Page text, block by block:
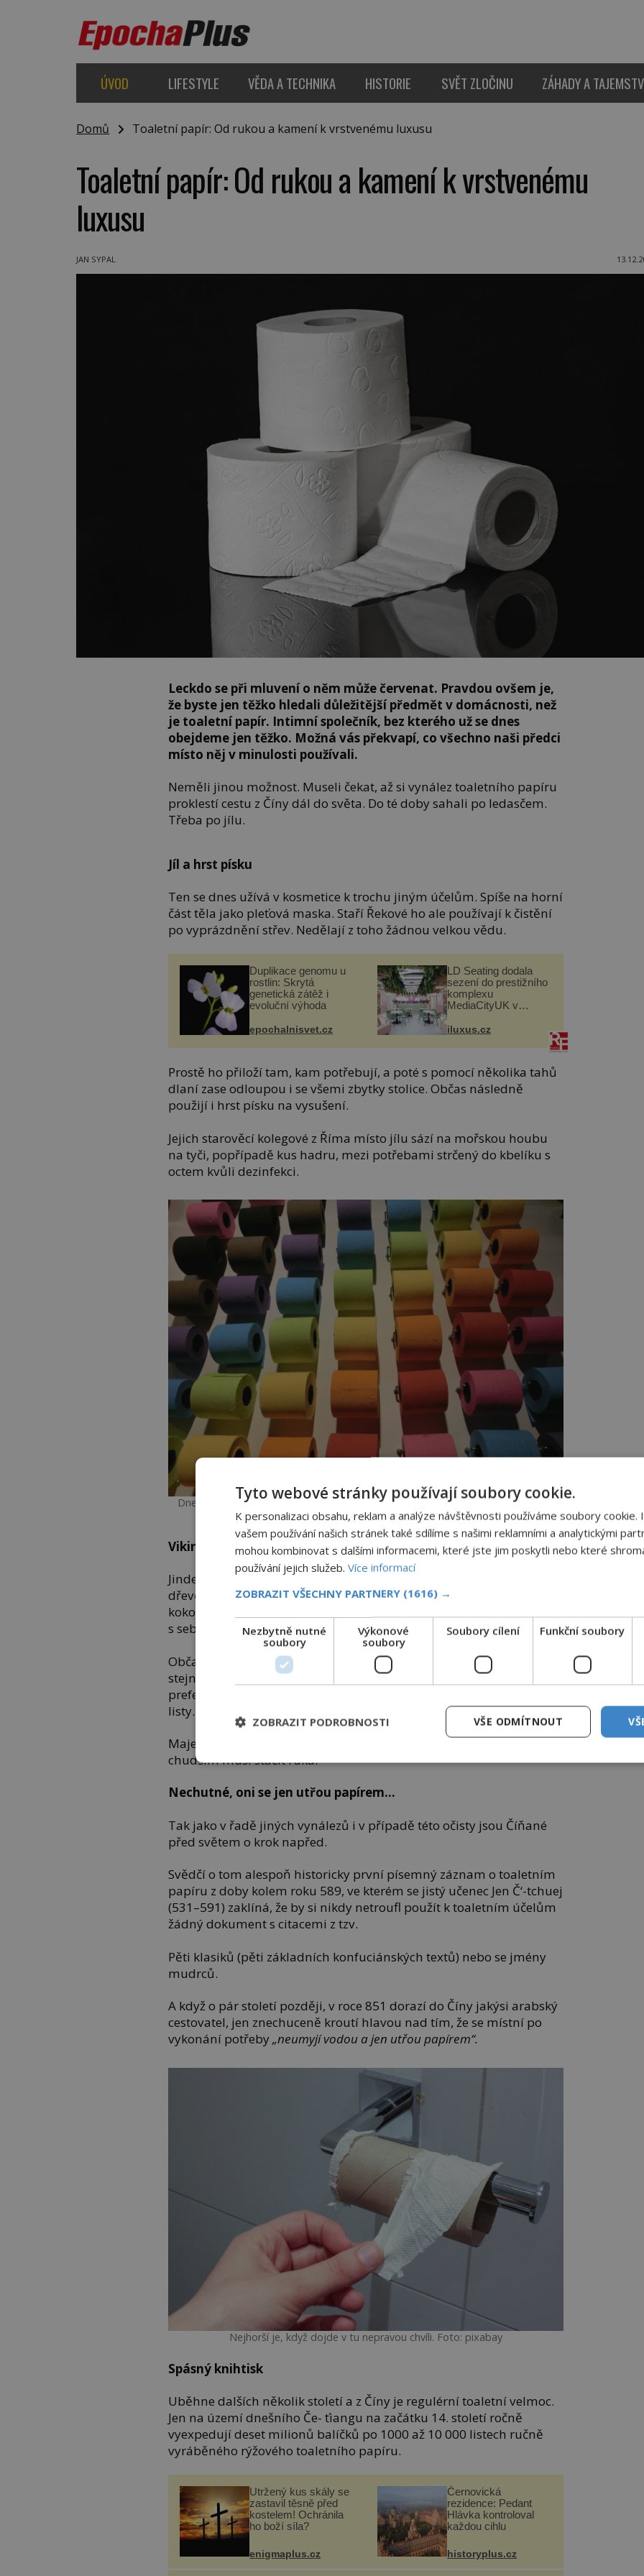
ÚVOD LIFESTYLE VĚDA A TECHNIKA HISTORIE SVĚT ZLOČINU ZÁHADY A
Domů Toaletní papír: Od rukou a kamení k vrstvenému luxusu
Toaletní papír: Od rukou a kamení k vrstvenému
luxusu
JAN SYPAL
Leckdo se při mluvení o něm může červenat. Pravdou ovšem je,
že byste jen těžko hledali důležitější předmět v domácnosti, než
je toaletní papír. Intimní společník, bez kterého už se dnes
obejdeme jen těžko. Možná vás překvapí, co všechno naši předci
místo něj v minulosti používali.
Neměli jinou možnost. Museli čekat, až si vynález toaletního papíru
proklestí cestu z Číny dál do světa. Do té doby sahali po ledasčem.
Třeba po jílu.
Jíl a hrst písku
Ten se dnes užívá v kosmetice k trochu jiným účelům. Spíše na horní
část těla jako pleťová maska. Staří Řekové ho ale používají k čistění
po vyprázdnění střev. Nedělají z toho žádnou velkou vědu.
Duplikace genomu u
rostlin: Skrytá
genetická zátěž i
evoluční výhoda
epochalnisvet.cz
LD Seating dodala
sezení do prestižního
komplexu
MediaCityUK v
iluxus.cz
Prostě ho přiloží tam, kam potřebují, a poté s pomocí několika tahů
dlaní zase odloupou i se všemi zbytky stolice. Občas následně
použijí i hrst písku na vysušení.
Jejich starověcí kolegové z Říma místo jílu sází na mořskou houbu
na tyči, popřípadě kus hadru, mezi potřebami strčený do kbelíku s
octem kvůli dezinfekci.
Dnes už jsou ty nejdrsnější časy za námi. Pořídit si můžete papír mnoha vrstev i
barev. Foto: pxfuel
Vikingové preferují ovčí srst
Jinde věří spíše materiálu na jedno použití – trávě, senu, listí,
dřevěným hoblinám, písku, sušenému mechu, sněhu, slupkám,
kokosovým skořápkám, kapradí či mušlím. Příslušníci židovské víry
s sebou nosí drobný váček s malými oblázky.
Občas jim ale stačí hladký okraj rozbitých keramických džbánů,
stejně jako mongolským dobyvatelům pouhý klacek. Vikingové
preferují ovčí srst, v Americe před kolonizací používají kukuřičné
listy.
Majetnější lidé se často utírají vlnou, krajkou či konopím, těm
chudším musí stačit ruka.
Nechutné, oni se jen utřou papírem…
Tak jako v řadě jiných vynálezů i v případě této očisty jsou Číňané
před světem o krok napřed.
Svědčí o tom alespoň historicky první písemný záznam o toaletním
papíru z doby kolem roku 589, ve kterém se jistý učenec Jen Č‘-tchuej
(531–591) zaklíná, že by si nikdy netroufl použít k toaletním účelům
žádný dokument s citacemi z tzv.
Pěti klasiků (pěti základních konfuciánských textů) nebo se jmény
mudrců.
A když o pár století později, v roce 851 dorazí do Číny jakýsi arabský
cestovatel, jen znechuceně kroutí hlavou nad tím, že se místní po
vykonání potřeby„neumyjí vodou a jen utřou papírem“.
Nejhorší je, když dojde v tu nepravou chvíli. Foto: pixabay
Spásný knihtisk
Uběhne dalších několik století a z Číny je regulérní toaletní velmoc.
Jen na území dnešního Če- ťiangu na začátku 14. století ročně
vyexpedují deset milionů balíčků po 1000 až 10 000 listech ručně
vyráběného rýžového toaletního papíru.
Utržený kus skály se
zastavil těsně před
kostelem! Ochránila
ho boží síla?
enigmaplus.cz
Černovická
rezidence: Pedant
Hlávka kontroloval
každou cihlu
historyplus.cz
Tyto webové stránky používají soubory cookie.
K personalizaci obsahu, reklam a analýze návštěvnosti používáme soubory cookie.
vašem používání našich stránek také sdílíme s našimi reklamními a analytickými
mohou kombinovat s dalšími informacemi, které jste jim poskytli nebo které
používání jejich služeb. Více informací
ZOBRAZIT VŠECHNY PARTNERY (1616) →
Nezbytně nutné
soubory
Výkonové
soubory
Soubory cílení Funkční soubory
VŠE ODMÍTNOUT
ZOBRAZIT PODROBNOSTI